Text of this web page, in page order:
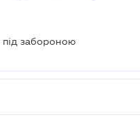
під забороною